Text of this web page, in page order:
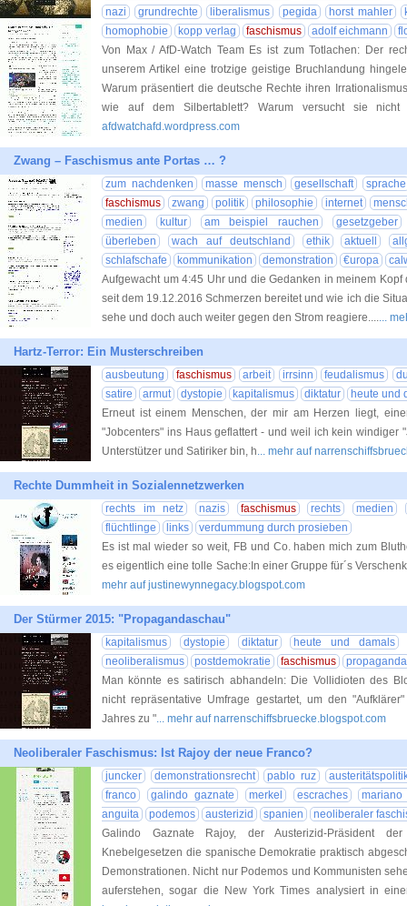
nazi
grundrechte liberalismus pegida horst mahler
homophobie
kopp verlag faschismus adolf eichmann
Von Max / AfD-Watch Team Es ist zum Totlachen: Der
unserem Artikel eine trotzige geistige Bruchlandung
Warum präsentiert die deutsche Rechte ihren
wie auf dem Silbertablett? Warum versucht sie nicht
afdwatchafd.wordpress.com
Zwang – Faschismus ante Portas … ?
zum nachdenken masse mensch gesellschaft
sprache
faschismus
zwang politik philosophie internet
medien
kultur am beispiel rauchen
gesetzgeber
überleben
wach auf deutschland ethik aktuell
schlafschafe
kommunikation demonstration €uropa
Aufgewacht um 4:45 Uhr und die Gedanken in meinem
seit dem 19.12.2016 Schmerzen bereitet und wie ich die
sehe und doch auch weiter gegen den Strom reagiere.......
Hartz-Terror: Ein Musterschreiben
ausbeutung faschismus arbeit irrsinn feudalismus
satire
armut dystopie kapitalismus diktatur
heute und
Erneut ist einem Menschen, der mir am Herzen liegt,
"Jobcenters" ins Haus geflattert - und weil ich kein windiger
Unterstützer und Satiriker bin, h... mehr auf
Rechte Dummheit in Sozialennetzwerken
rechts im netz nazis faschismus rechts
medien
flüchtlinge
links
verdummung durch prosieben
Es ist mal wieder so weit, FB und Co. haben mich zum
es eigentlich eine tolle Sache:In einer Gruppe für´s
mehr auf justinewynnegacy.blogspot.com
Der Stürmer 2015: "Propagandaschau"
kapitalismus dystopie diktatur
heute und damals
neoliberalismus
postdemokratie faschismus
propaganda
Man könnte es satirisch abhandeln: Die Vollidioten des
nicht repräsentative Umfrage gestartet, um den
Jahres zu "... mehr auf narrenschiffsbruecke.blogspot.com
Neoliberaler Faschismus: Ist Rajoy der neue Franco?
juncker demonstrationsrecht pablo ruz
franco
galindo gaznate merkel escraches
anguita
podemos austerizid spanien
neoliberaler
Galindo Gaznate Rajoy, der Austerizid-Präsident
Knebelgesetzen die spanische Demokratie praktisch
Demonstrationen. Nicht nur Podemos und Kommunisten
auferstehen, sogar die New York Times analysiert in